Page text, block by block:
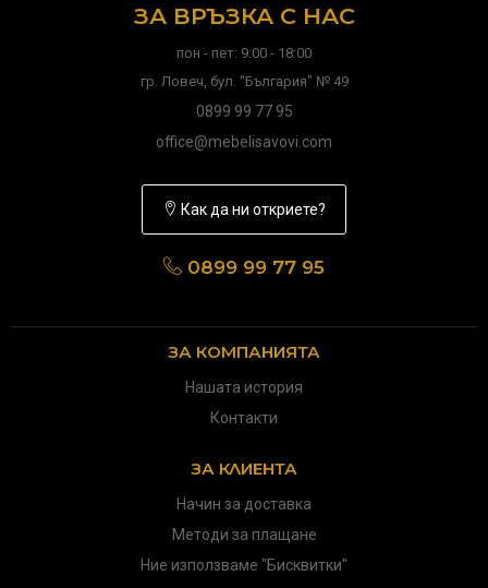
ЗА ВРЪЗКА С НАС
пон - пет: 9:00 - 18:00
гр. Ловеч, бул. "България" № 49
0899 99 77 95
office@mebelisavovi.com
Как да ни откриете?
0899 99 77 95
ЗА КОМПАНИЯТА
Нашата история
Контакти
ЗА КЛИЕНТА
Начин за доставка
Методи за плащане
Ние използваме "Бисквитки"